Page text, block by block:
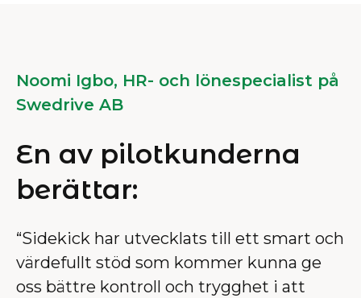
Noomi Igbo, HR- och lönespecialist på
Swedrive AB
En av pilotkunderna
berättar:
“Sidekick har utvecklats till ett smart och
värdefullt stöd som kommer kunna ge
oss bättre kontroll och trygghet i att